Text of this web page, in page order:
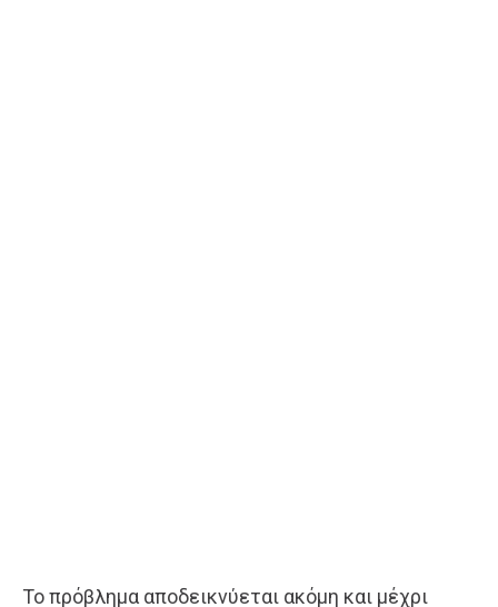
Το πρόβλημα αποδεικνύεται ακόμη και μέχρι